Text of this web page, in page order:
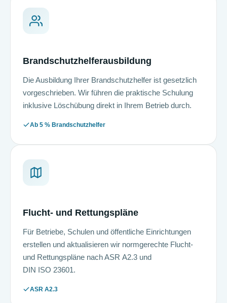
Brand­schutz­hel­fer­aus­bil­dung
Die Ausbildung Ihrer Brand­schutz­helfer ist gesetzlich
vorgeschrieben. Wir führen die praktische Schulung
inklusive Löschübung direkt in Ihrem Betrieb durch.
Ab 5 % Brand­schutz­helfer
Flucht- und Rettungspläne
Für Betriebe, Schulen und öffentliche Einrichtungen
erstellen und aktualisieren wir normgerechte Flucht-
und Rettungspläne nach ASR A2.3 und
DIN ISO 23601.
ASR A2.3